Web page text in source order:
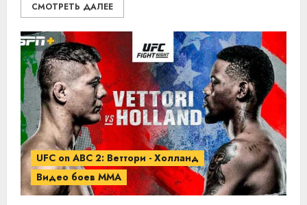
СМОТРЕТЬ ДАЛЕЕ
UFC on ABC 2: Веттори - Холланд
Видео боев MMA